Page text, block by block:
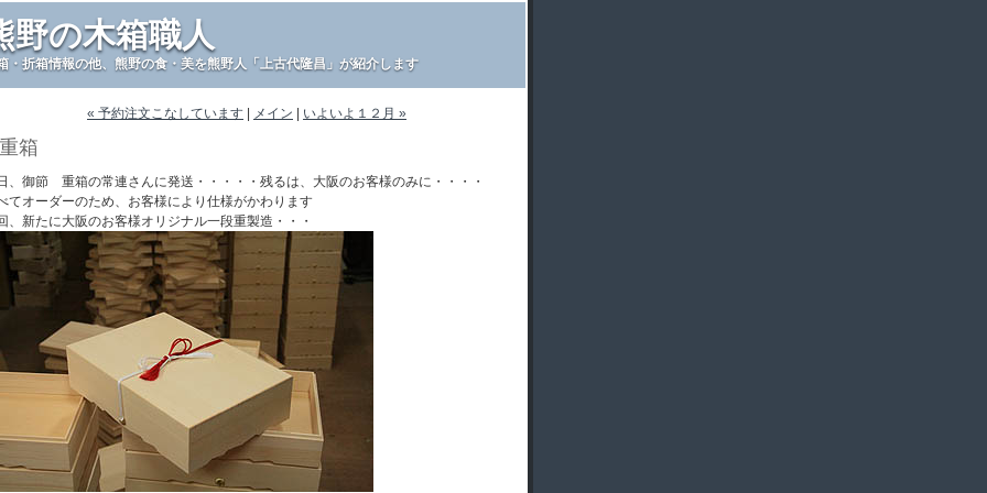
野の木箱職人
・折箱情報の他、熊野の食・美を熊野人「上古代隆昌」が紹介します
« 予約注文こなしています メイン いよいよ１２月 »
重箱
、御節 重箱の常連さんに発送・・・・・残るは、大阪のお客様のみに・・・・
てオーダーのため、お客様により仕様がかわります
、新たに大阪のお客様オリジナル一段重製造・・・